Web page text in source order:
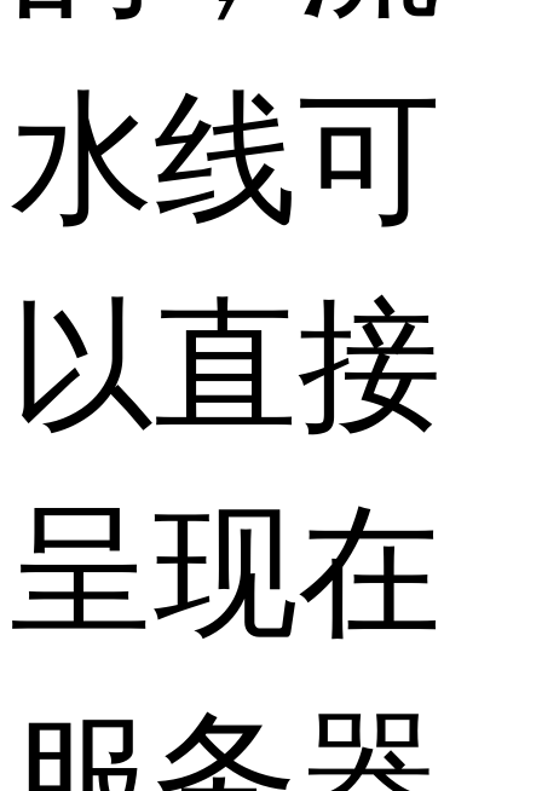
水线可
以直接
呈现在